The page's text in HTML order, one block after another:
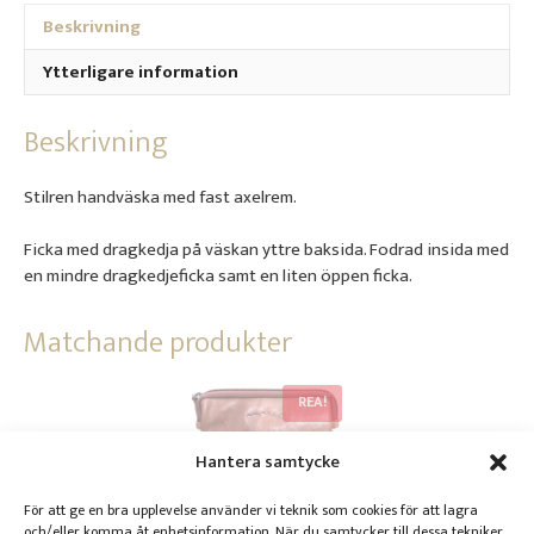
Hantera samtycke
För att ge en bra upplevelse använder vi teknik som cookies för att lagra
Beskrivning
Ytterligare information
Beskrivning
Stilren handväska med fast axelrem.
Ficka med dragkedja på väskan yttre baksida. Fodrad insida med
en mindre dragkedjeficka samt en liten öppen ficka.
Matchande produkter
REA!